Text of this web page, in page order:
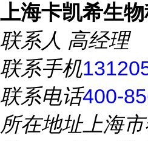
上海卡凯希生
联系人 高经理
联系手机
联系电话400-
所在地址上海